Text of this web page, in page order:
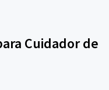
Cuidador de